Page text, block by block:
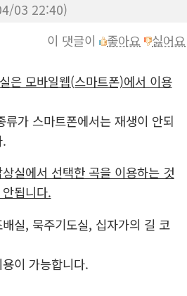
03 22:40)
이 댓글이
좋아요 싫어요
은 모바일웹(스마트폰)에서 이용
류가 스마트폰에서는 재생이 안되
실에서 선택한 곡을 이용하는 것
됩니다.
실, 묵주기도실, 십자가의 길 코
이 가능합니다.